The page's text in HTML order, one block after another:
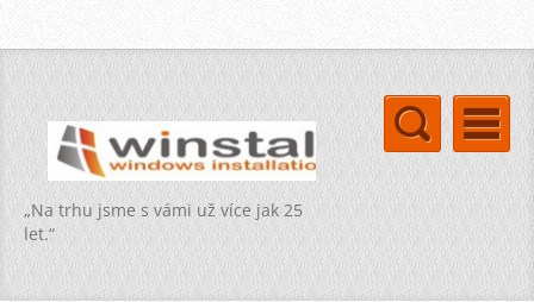
„Na trhu jsme s vámi už více jak 25
let.“